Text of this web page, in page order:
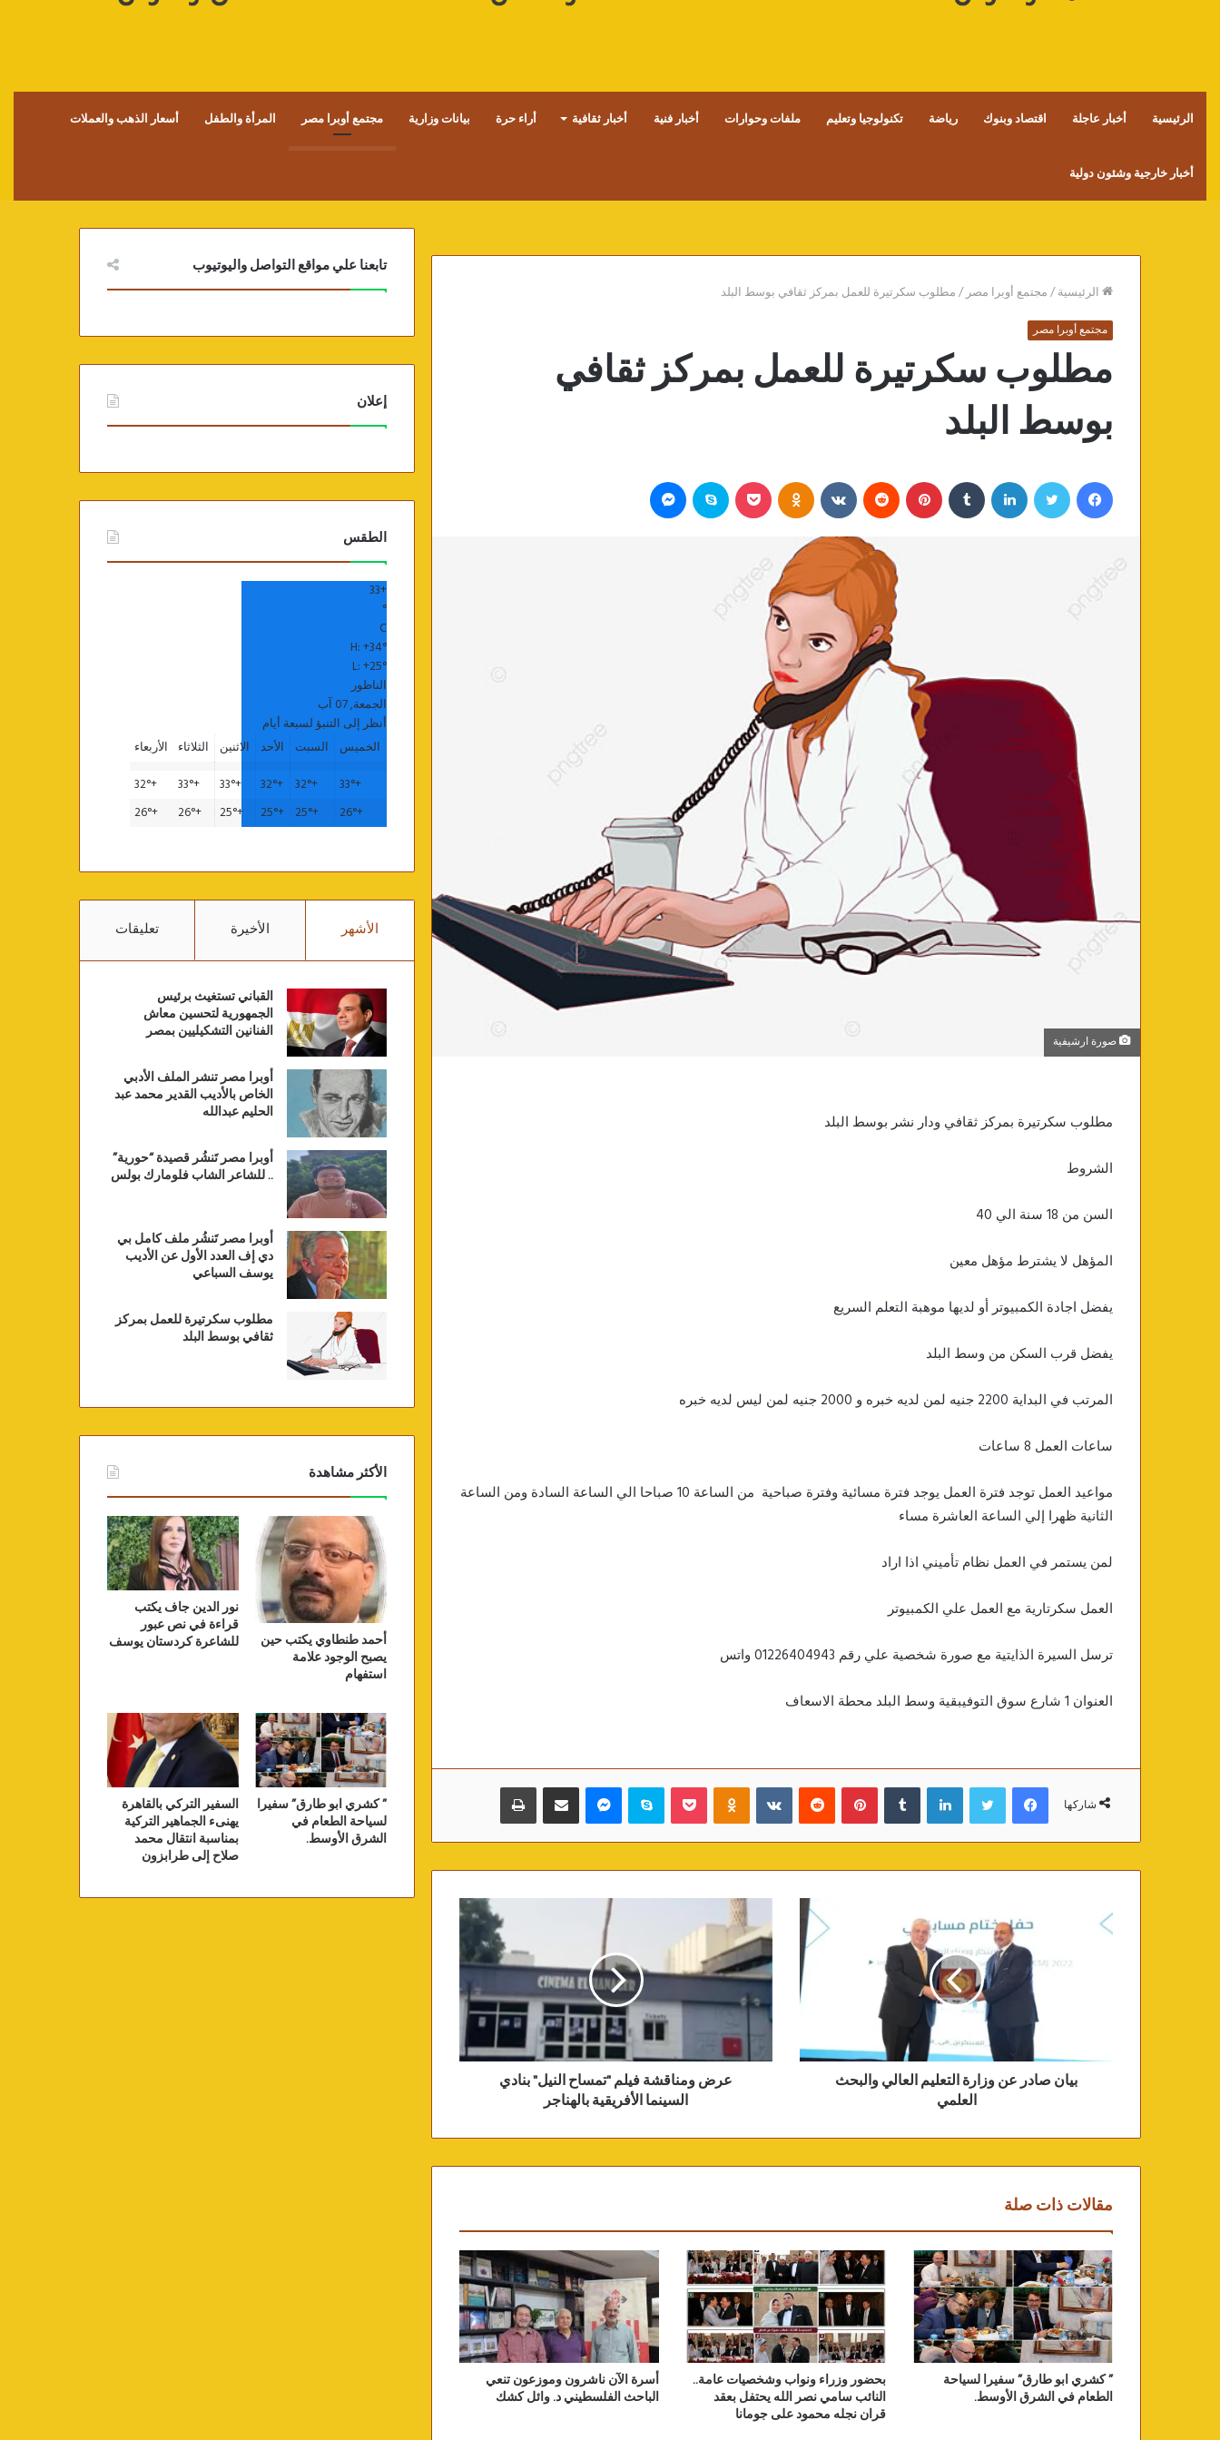
الرئيسية أخبار عاجلة اقتصاد وبنوك رياضة تكنولوجيا وتعليم ملفات وحوارات أخبار فنية أخبار ثقافية أراء حرة بيانات وزارية مجتمع أوبرا مصر المرأة والطفل أسعار الذهب والعملات
أخبار خارجية وشئون دولية
الرئيسية/مجتمع أوبرا مصر/مطلوب سكرتيرة للعمل بمركز ثقافي بوسط البلد
مجتمع أوبرا مصر
مطلوب سكرتيرة للعمل بمركز ثقافي
بوسط البلد
صورة ارشيفية
مطلوب سكرتيرة بمركز ثقافي ودار نشر بوسط البلد
الشروط
السن من 18 سنة الي 40
المؤهل لا يشترط مؤهل معين
يفضل اجادة الكمبيوتر أو لديها موهبة التعلم السريع
يفضل قرب السكن من وسط البلد
المرتب في البداية 2200 جنيه لمن لديه خبره و 2000 جنيه لمن ليس لديه خبره
ساعات العمل 8 ساعات
مواعيد العمل توجد فترة العمل يوجد فترة مسائية وفترة صباحية من الساعة 10 صباحا الي الساعة السادة ومن الساعة
الثانية ظهرا إلي الساعة العاشرة مساء
لمن يستمر في العمل نظام تأميني اذا اراد
العمل سكرتارية مع العمل علي الكمبيوتر
ترسل السيرة الذايتية مع صورة شخصية علي رقم 01226404943 واتس
العنوان 1 شارع سوق التوفيبقية وسط البلد محطة الاسعاف
شاركها
فيسبوك لينكدإن بينتيريست بوكيت سكايب
بيان صادر عن وزارة التعليم العالي والبحث
العلمي
عرض ومناقشة فيلم "تمساح النيل" بنادي
السينما الأفريقية بالهناجر
مقالات ذات صلة
” كشري ابو طارق” سفيرا لسياحة
الطعام في الشرق الأوسط.
بحضور وزراء ونواب وشخصيات عامة..
النائب سامي نصر الله يحتفل بعقد
قران نجله محمود على جومانا
أسرة الآن ناشرون وموزعون تنعي
الباحث الفلسطيني د. وائل كشك
تابعنا علي مواقع التواصل واليوتيوب
إعلان
الطقس
+
33
°
C
H:+34°
L:+25°
الناظور
الجمعة, 07 آب
أنظر إلى التنبؤ لسبعة أيام
الخميس
السبت الأحد الاثنين الثلاثاء
الأربعاء
+
33°
+
32°
+
32°
+
33°
+
33°
+
32°
+
26°
+
25°
+
25°
+
25°
+
26°
+
26°
الأشهر الأخيرة تعليقات
القباني تستغيث برئيس
الجمهورية لتحسين معاش
الفنانين التشكيليين بمصر
أوبرا مصر تنشر الملف الأدبي
الخاص بالأديب القدير محمد عبد
الحليم عبدالله
أوبرا مصر تَنشُر قصيدة “حورية”
.. للشاعر الشاب فلومارك بولس
أوبرا مصر تَنشُر ملف كامل بي
دي إف العدد الأول عن الأديب
يوسف السباعي
مطلوب سكرتيرة للعمل بمركز
ثقافي بوسط البلد
الأكثر مشاهدة
أحمد طنطاوي يكتب حين
يصبح الوجود علامة
استفهام
نور الدين جاف يكتب
قراءة في نص عبور
للشاعرة كردستان يوسف
” كشري ابو طارق” سفيرا
لسياحة الطعام في
الشرق الأوسط.
السفير التركي بالقاهرة
يهنىء الجماهير التركية
بمناسبة انتقال محمد
صلاح إلى طرابزون